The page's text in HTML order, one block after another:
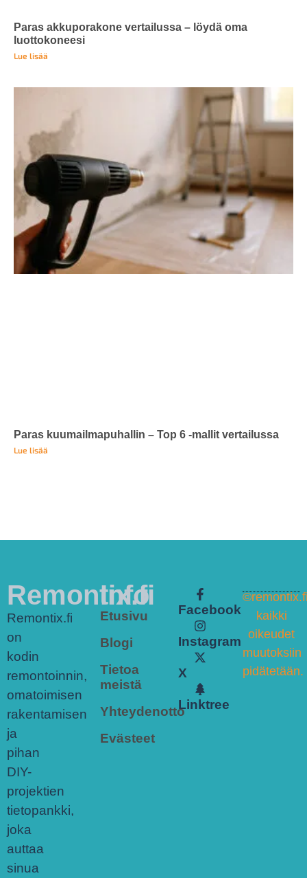
Paras akkuporakone vertailussa – löydä oma
luottokoneesi
Lue lisää
Paras kuumailmapuhallin – Top 6 -mallit vertailussa
Lue lisää
Remontix.fi
Remontix.fi
on
kodin
remontoinnin,
omatoimisen
rakentamisen
ja
pihan
DIY-
projektien
tietopankki,
joka
auttaa
sinua
Info
Etusivu
Blogi
Tietoa
meistä
Yhteydenotto
Evästeet
Facebook
Instagram
X
Linktree
kaikki
oikeudet
muutoksiin
pidätetään.